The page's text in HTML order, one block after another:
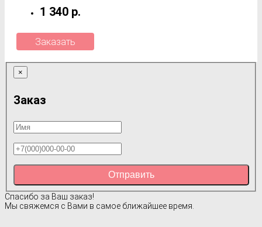
1 340 р.
Заказать
×
Заказ
Отправить
Спасибо за Ваш заказ!
Мы свяжемся с Вами в самое ближайшее время.